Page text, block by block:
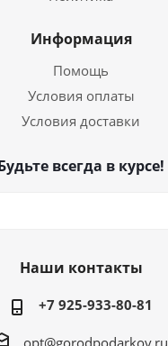
Информация
Помощь
Условия оплаты
Условия доставки
всегда в курсе!
Наши контакты
+7 925-933-80-81
opt@gorodpodarkov.ru